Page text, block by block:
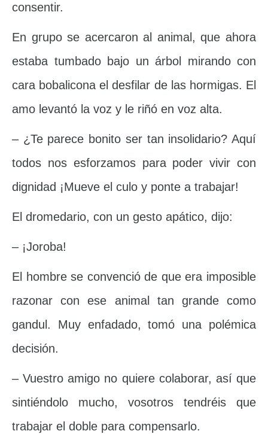
consentir.
En grupo se acercaron al animal, que ahora
estaba tumbado bajo un árbol mirando con
cara bobalicona el desfilar de las hormigas. El
amo levantó la voz y le riñó en voz alta.
– ¿Te parece bonito ser tan insolidario? Aquí
todos nos esforzamos para poder vivir con
dignidad ¡Mueve el culo y ponte a trabajar!
El dromedario, con un gesto apático, dijo:
– ¡Joroba!
El hombre se convenció de que era imposible
razonar con ese animal tan grande como
gandul. Muy enfadado, tomó una polémica
decisión.
– Vuestro amigo no quiere colaborar, así que
sintiéndolo mucho, vosotros tendréis que
trabajar el doble para compensarlo.